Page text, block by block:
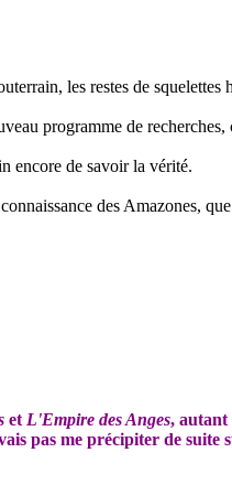
les restes de squelettes
programme de
encore de savoir la vérité.
des Amazones,
et L'Empire des Anges, autant
pas me précipiter de suite